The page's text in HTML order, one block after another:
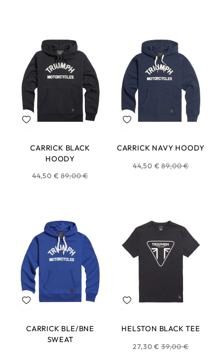
CARRICK BLACK
HOODY
44,50 € Prix
89,00 €
CARRICK NAVY HOODY
44,50 € Prix
89,00 €
CARRICK BLE/BNE
SWEAT
HELSTON BLACK TEE
27,30 € Prix
39,00 €